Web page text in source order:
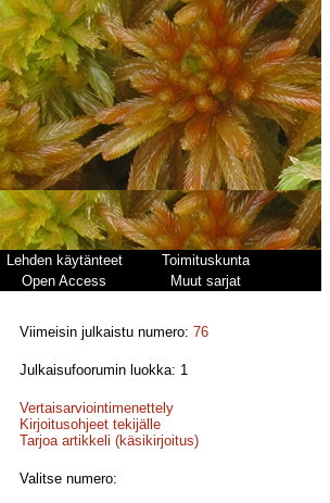
Lehden käytänteet
Toimituskunta
Open Access Muut sarjat
Viimeisin julkaistu numero:76
Julkaisufoorumin luokka: 1
Vertaisarviointimenettely
Kirjoitusohjeet tekijälle
Tarjoa artikkeli (käsikirjoitus)
Valitse numero: